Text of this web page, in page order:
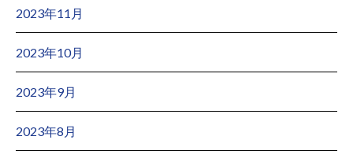
2023年11月
2023年10月
2023年9月
2023年8月